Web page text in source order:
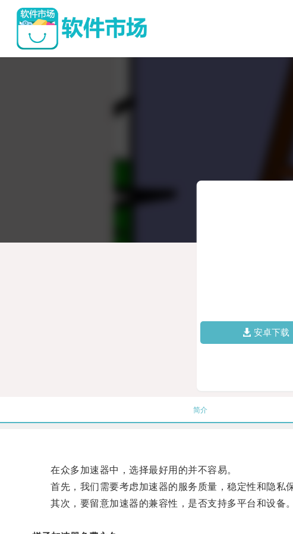
安卓下载
简介
在众多加速器中，选择最好用的并不容易。
首先，我们需要考虑加速器的服务质量，稳定性和隐私保
其次，要留意加速器的兼容性，是否支持多平台和设备。